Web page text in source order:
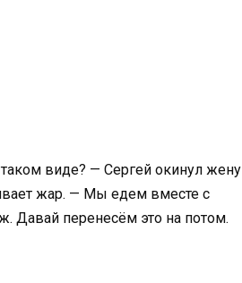
виде? — Сергей окинул жену
жар. — Мы едем вместе с
Давай перенесём это на потом.